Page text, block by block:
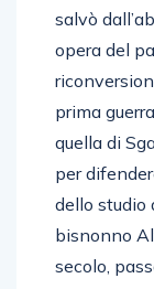
salvò
opera del
prima
quella di
per
dello studio
bisnonno
secolo,